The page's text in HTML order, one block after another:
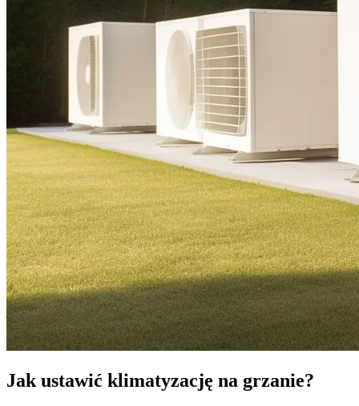
Jak ustawić klimatyzację na grzanie?